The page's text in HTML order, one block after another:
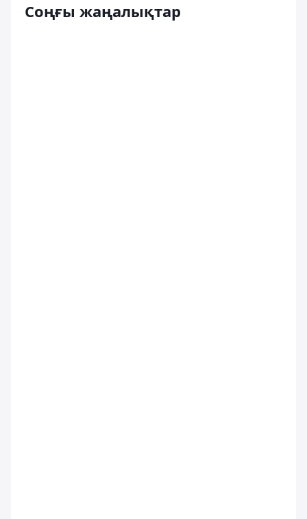
Соңғы жаңалықтар